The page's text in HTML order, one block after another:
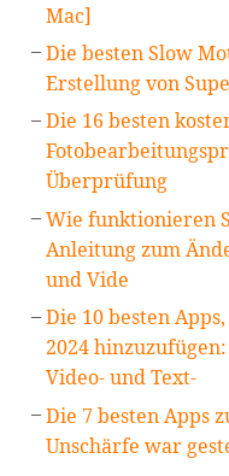
Mac]
Die besten Slow
Erstellung von
Die 16 besten
Überprüfung
Wie funktionieren
Anleitung zum
und Vide
Die 10 besten
2024
Video- und Text-
Die 7 besten Apps
Unschärfe war